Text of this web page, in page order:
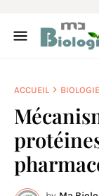
ACCUEIL